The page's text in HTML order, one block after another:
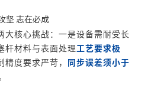
坚 志在必成
大核心挑战：一是设备需耐受长
杆材料与表面处理工艺要求极
度要求严苛， 同步误差须小于